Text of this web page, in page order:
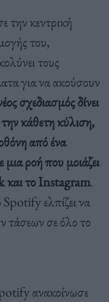
την κεντρική
του,
τους
για να ακούσουν
σχεδιασμός δίνει
κάθετη κύλιση,
από ένα
ροή που μοιάζει
και το Instagram.
ελπίζει να
τάσεων σε όλο το
ανακοίνωσε